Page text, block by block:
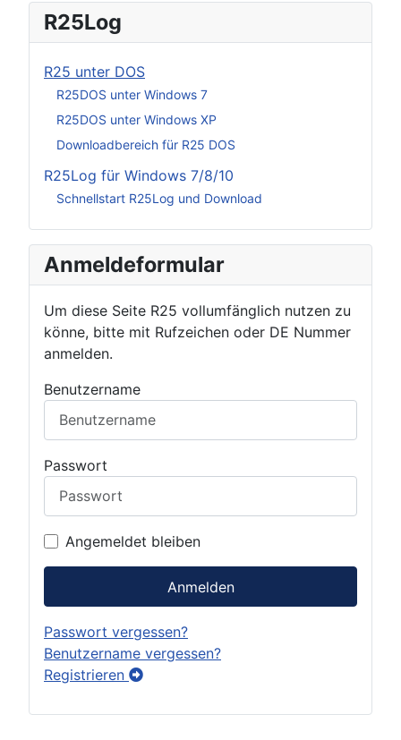
R25Log
R25 unter DOS
R25DOS unter Windows 7
R25DOS unter Windows XP
Downloadbereich für R25 DOS
R25Log für Windows 7/8/10
Schnellstart R25Log und Download
Anmeldeformular
Um diese Seite R25 vollumfänglich nutzen zu
könne, bitte mit Rufzeichen oder DE Nummer
anmelden.
Benutzername
Passwort
Angemeldet bleiben
Anmelden
Passwort vergessen?
Benutzername vergessen?
Registrieren